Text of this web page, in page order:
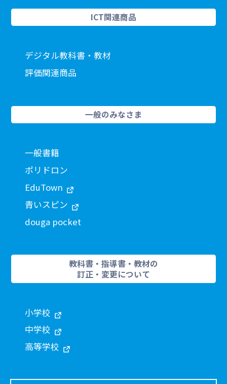
ICT関連商品
デジタル教科書・教材
評価関連商品
一般のみなさま
一般書籍
ポリドロン
EduTown
青いスピン
douga pocket
教科書・指導書・教材の
訂正・変更について
小学校
中学校
高等学校